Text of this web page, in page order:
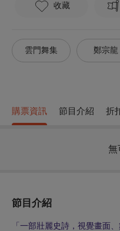
收藏
雲門舞集 鄭宗龍
購票資訊 節目介紹 折
無
節目介紹
「一部壯麗史詩，視覺畫面